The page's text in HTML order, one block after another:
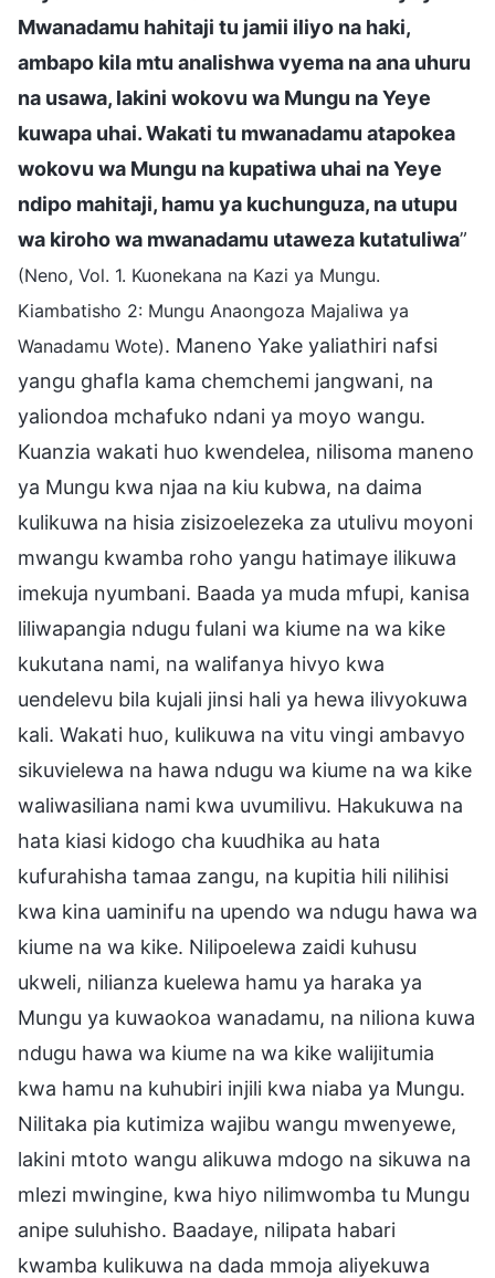
Mwanadamu hahitaji tu jamii iliyo na haki,
ambapo kila mtu analishwa vyema na ana uhuru
na usawa, lakini wokovu wa Mungu na Yeye
kuwapa uhai. Wakati tu mwanadamu atapokea
wokovu wa Mungu na kupatiwa uhai na Yeye
ndipo mahitaji, hamu ya kuchunguza, na utupu
wa kiroho wa mwanadamu utaweza kutatuliwa”
(Neno, Vol. 1. Kuonekana na Kazi ya Mungu.
Kiambatisho 2: Mungu Anaongoza Majaliwa ya
Wanadamu Wote). Maneno Yake yaliathiri nafsi
yangu ghafla kama chemchemi jangwani, na
yaliondoa mchafuko ndani ya moyo wangu.
Kuanzia wakati huo kwendelea, nilisoma maneno
ya Mungu kwa njaa na kiu kubwa, na daima
kulikuwa na hisia zisizoelezeka za utulivu moyoni
mwangu kwamba roho yangu hatimaye ilikuwa
imekuja nyumbani. Baada ya muda mfupi, kanisa
liliwapangia ndugu fulani wa kiume na wa kike
kukutana nami, na walifanya hivyo kwa
uendelevu bila kujali jinsi hali ya hewa ilivyokuwa
kali. Wakati huo, kulikuwa na vitu vingi ambavyo
sikuvielewa na hawa ndugu wa kiume na wa kike
waliwasiliana nami kwa uvumilivu. Hakukuwa na
hata kiasi kidogo cha kuudhika au hata
kufurahisha tamaa zangu, na kupitia hili nilihisi
kwa kina uaminifu na upendo wa ndugu hawa wa
kiume na wa kike. Nilipoelewa zaidi kuhusu
ukweli, nilianza kuelewa hamu ya haraka ya
Mungu ya kuwaokoa wanadamu, na niliona kuwa
ndugu hawa wa kiume na wa kike walijitumia
kwa hamu na kuhubiri injili kwa niaba ya Mungu.
Nilitaka pia kutimiza wajibu wangu mwenyewe,
lakini mtoto wangu alikuwa mdogo na sikuwa na
mlezi mwingine, kwa hiyo nilimwomba tu Mungu
anipe suluhisho. Baadaye, nilipata habari
kwamba kulikuwa na dada mmoja aliyekuwa